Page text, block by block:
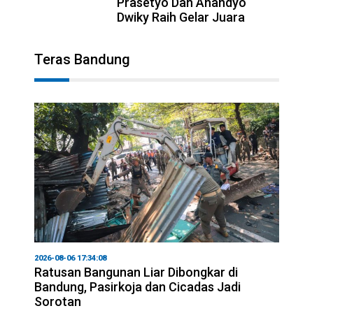
Dwiky Raih Gelar Juara
Teras Bandung
2026-08-06 17:34:08
Ratusan Bangunan Liar Dibongkar di
Bandung, Pasirkoja dan Cicadas Jadi
Sorotan